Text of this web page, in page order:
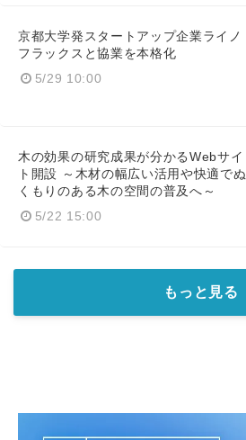
京都大学発スタートアップ企業ライノ
フラックスと協業を本格化
5/29 10:00
木の効果の研究成果が分かるWebサイ
ト開設 ～木材の幅広い活用や快適でぬ
くもりのある木の空間の普及へ～
5/22 15:00
もっと見る